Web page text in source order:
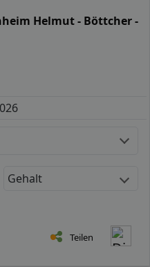
Helmut - Böttcher -
Gehalt
Teilen